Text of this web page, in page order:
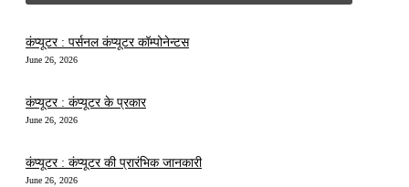
कंप्यूटर : पर्सनल कंप्यूटर कॉम्पोनेन्टस
June 26, 2026
कंप्यूटर : कंप्यूटर के प्रकार
June 26, 2026
कंप्यूटर : कंप्यूटर की प्रारंभिक जानकारी
June 26, 2026